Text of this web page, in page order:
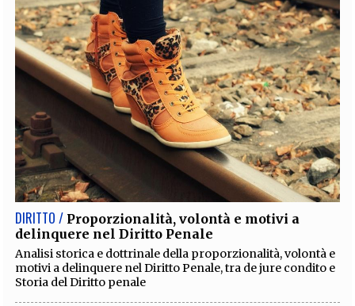
DIRITTO / Proporzionalità, volontà e motivi a
delinquere nel Diritto Penale
Analisi storica e dottrinale della proporzionalità, volontà e
motivi a delinquere nel Diritto Penale, tra de jure condito e
Storia del Diritto penale